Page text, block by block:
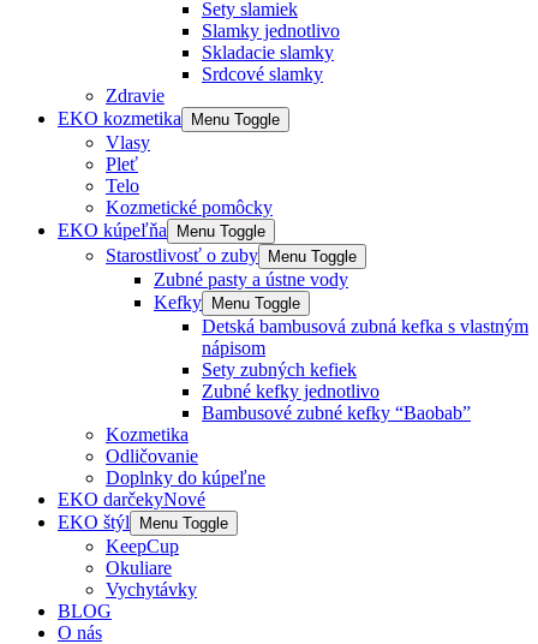
Sety slamiek
Slamky jednotlivo
Skladacie slamky
Srdcové slamky
Zdravie
EKO kozmetika
Menu Toggle
Vlasy
Pleť
Telo
Kozmetické pomôcky
EKO kúpeľňa
Menu Toggle
Starostlivosť o zuby Menu Toggle
Zubné pasty a ústne vody
Kefky
Menu Toggle
Detská bambusová zubná kefka s vlastným
nápisom
Sety zubných kefiek
Zubné kefky jednotlivo
Bambusové zubné kefky “Baobab”
Kozmetika
Odličovanie
Doplnky do kúpeľne
EKO darčekyNové
EKO štýl
Menu Toggle
KeepCup
Okuliare
Vychytávky
BLOG
O nás